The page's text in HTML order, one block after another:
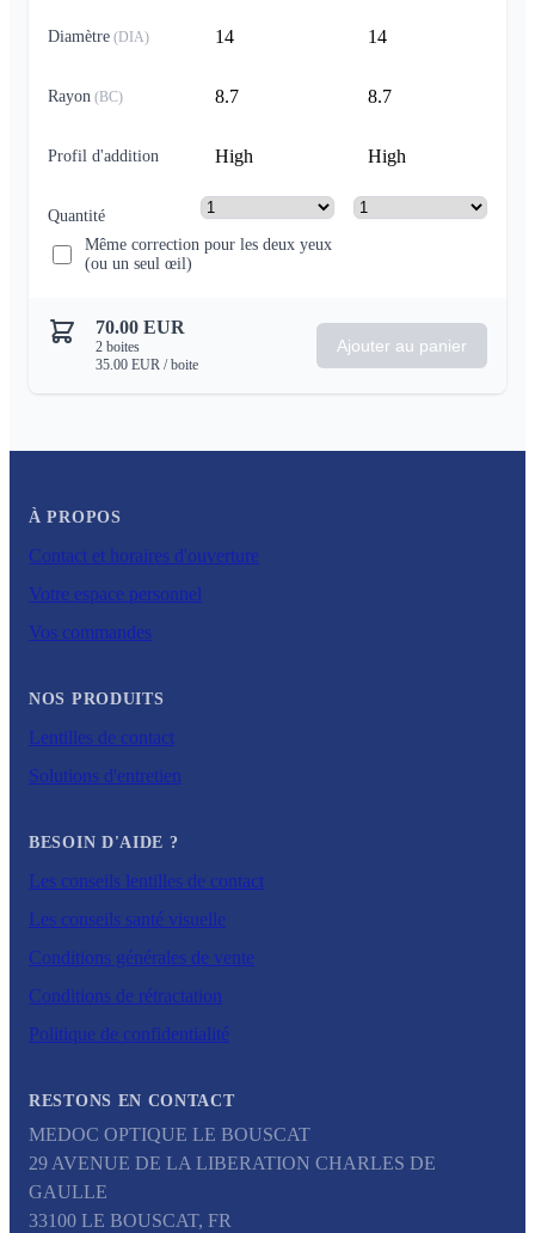
Diamètre (DIA) 14 14
Rayon (BC) 8.7 8.7
Profil d'addition High High
Quantité
Même correction pour les deux yeux
(ou un seul œil)
70.00 EUR
2 boites
35.00 EUR / boite
Ajouter au panier
À PROPOS
Contact et horaires d'ouverture
Votre espace personnel
Vos commandes
NOS PRODUITS
Lentilles de contact
Solutions d'entretien
BESOIN D'AIDE ?
Les conseils lentilles de contact
Les conseils santé visuelle
Conditions générales de vente
Conditions de rétractation
Politique de confidentialité
RESTONS EN CONTACT
MEDOC OPTIQUE LE BOUSCAT
29 AVENUE DE LA LIBERATION CHARLES DE
GAULLE
33100 LE BOUSCAT, FR